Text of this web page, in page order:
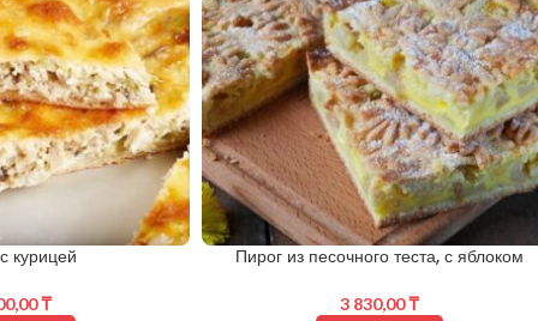
курицей
₸
Пирог из песочного теста, с яблоком
3 830,00₸